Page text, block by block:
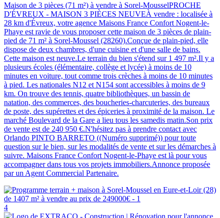
Maison de 3 pièces (71 m²) à vendre à Sorel-MousselPROCHE
D'ÉVREUX - MAISON 3 PIÈCES NEUVEÀ vendre : localisée à
28 km d'Évreux, votre agence Maisons France Confort Nogent-le-
Phaye est ravie de vous proposer cette maison de 3 pièces de plain-
pied de 71 m² à Sorel-Moussel (28260).Conçue de plain-pied, elle
dispose de deux chambres, d'une cuisine et d'une salle de bains.
Cette maison est neuve.Le terrain du bien s'étend sur 1 497 m².Il y a
plusieurs écoles (élémentaire, collège et lycée) à moins de 10
minutes en voiture, tout comme trois crèches à moins de 10 minutes
à pied. Les nationales N12 et N154 sont accessibles à moins de 9
km. On trouve des tennis, quatre bibliothèques, un bassin de
natation, des commerces, des boucheries-charcuteries, des bureaux
de poste, des supérettes et des épiceries à proximité de la maison. Le
marché Boulevard de la Gare a lieu tous les samedis matin.Son prix
de vente est de 240 950 €.N'hésitez pas à prendre contact avec
Orlando PINTO BARRETO ((Numéro supprimé)) pour toute
question sur le bien, sur les modalités de vente et sur les démarches à
suivre. Maisons France Confort Nogent-le-Phaye est là pour vous
accompagner dans tous vos projets immobiliers.Annonce proposée
par un Agent Commercial Partenaire.
4